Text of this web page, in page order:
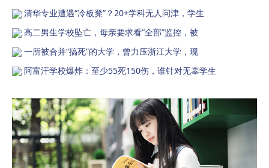
清华专业遭遇“冷板凳”？20+学科无人问津，学生
高二男生学校坠亡，母亲要求看“全部”监控，被
一所被合并“搞死”的大学，曾力压浙江大学，现
阿富汗学校爆炸：至少55死150伤，谁针对无辜学生